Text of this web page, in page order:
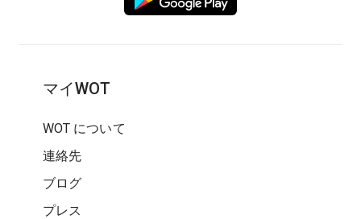
マイWOT
WOT について
連絡先
ブログ
プレス